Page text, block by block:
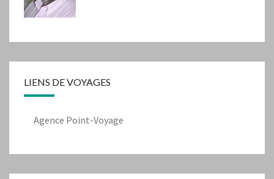
LIENS DE VOYAGES
Agence Point-Voyage